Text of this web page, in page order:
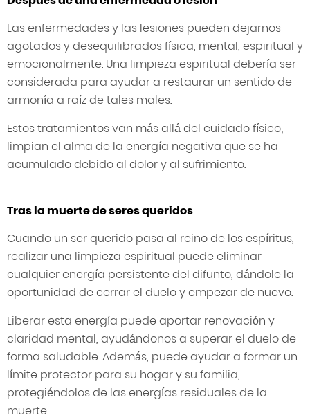
Las enfermedades y las lesiones pueden dejarnos
agotados y desequilibrados física, mental, espiritual y
emocionalmente. Una limpieza espiritual debería ser
considerada para ayudar a restaurar un sentido de
armonía a raíz de tales males.
Estos tratamientos van más allá del cuidado físico;
limpian el alma de la energía negativa que se ha
acumulado debido al dolor y al sufrimiento.
Tras la muerte de seres queridos
Cuando un ser querido pasa al reino de los espíritus,
realizar una limpieza espiritual puede eliminar
cualquier energía persistente del difunto, dándole la
oportunidad de cerrar el duelo y empezar de nuevo.
Liberar esta energía puede aportar renovación y
claridad mental, ayudándonos a superar el duelo de
forma saludable. Además, puede ayudar a formar un
límite protector para su hogar y su familia,
protegiéndolos de las energías residuales de la
muerte.